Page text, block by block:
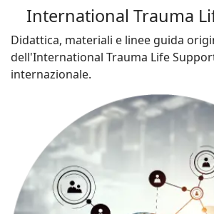
International Trauma
Didattica, materiali e linee guida
dell'International Trauma Life
internazionale.